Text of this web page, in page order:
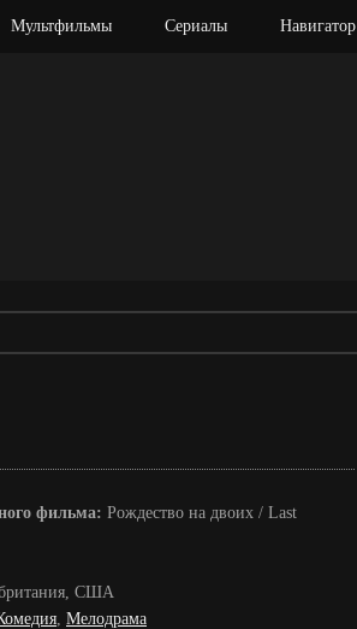
Мультфильмы Сериалы Навигатор
фильма: Рождество на двоих / Last
США
, Мелодрама